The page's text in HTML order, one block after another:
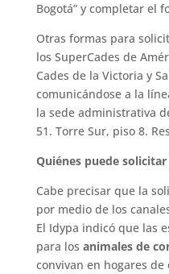
Bogotá” y completar el
Otras formas para
los SuperCades de
Cades de la Victoria y
comunicándose a la
la sede administrativa
51. Torre Sur, piso 8.
Quiénes puede
Cabe precisar que la
por medio de los
El Idypa indicó que las
para los animales de
convivan en hogares